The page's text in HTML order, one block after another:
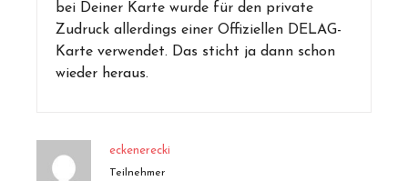
bei Deiner Karte wurde für den private
Zudruck allerdings einer Offiziellen DELAG-
Karte verwendet. Das sticht ja dann schon
wieder heraus.
eckenerecki
Teilnehmer